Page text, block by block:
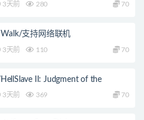
3天前 280 70
支持网络联机
3天前 110 70
II: Judgment of the
3天前 369 70